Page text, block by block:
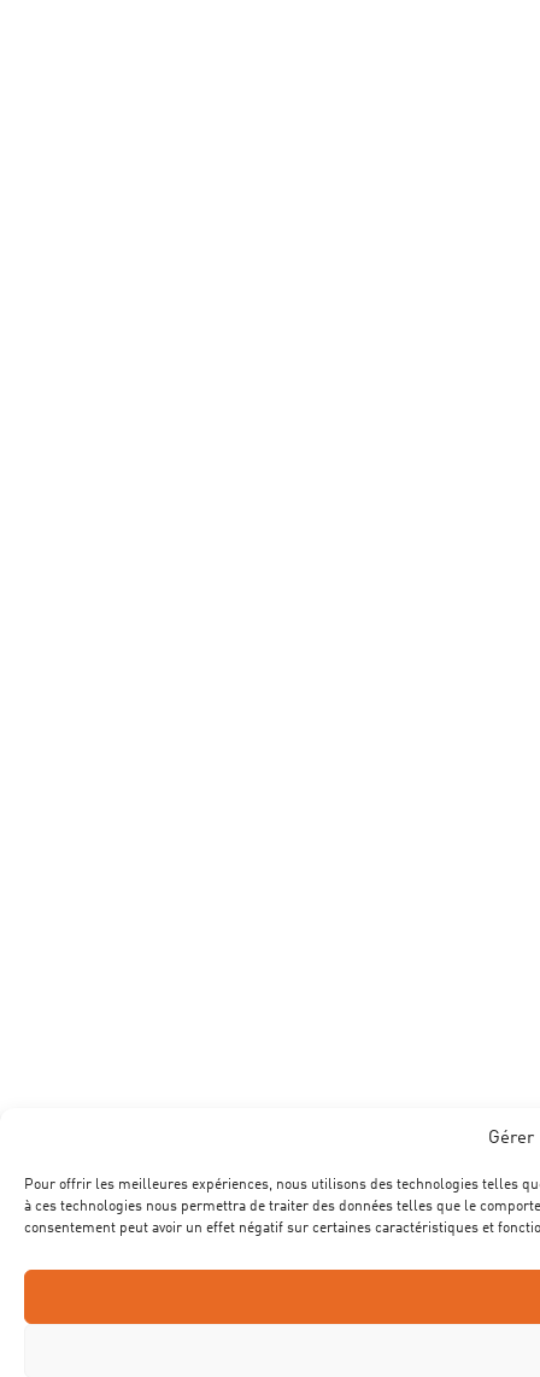
Gérer
Pour offrir les meilleures expériences, nous utilisons des technologies telles
à ces technologies nous permettra de traiter des données telles que le
consentement peut avoir un effet négatif sur certaines caractéristiques et